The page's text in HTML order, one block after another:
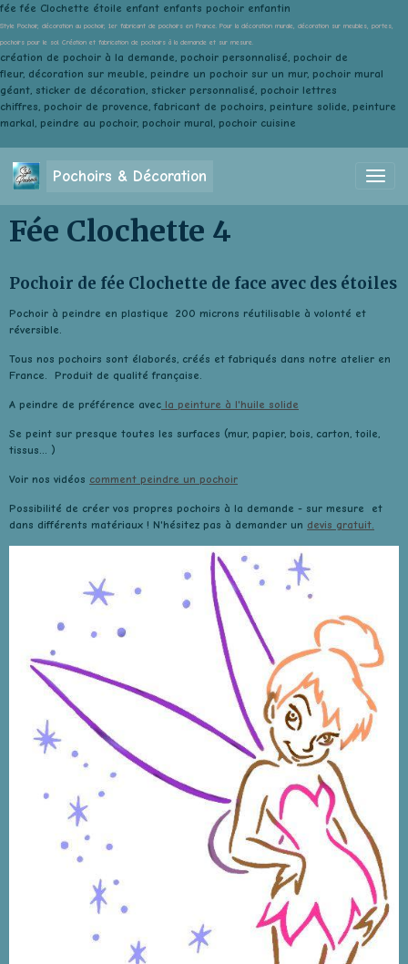
fée fée Clochette étoile enfant enfants pochoir enfantin
Style Pochoir, décoration au pochoir, 1er fabricant de pochoirs en France. Pour la décoration murale, décoration sur meubles, portes,
pochoirs pour le sol. Création et fabrication de pochoirs à la demande et sur mesure.
création de pochoir à la demande, pochoir personnalisé, pochoir de
fleur, décoration sur meuble, peindre un pochoir sur un mur, pochoir mural
géant, sticker de décoration, sticker personnalisé, pochoir lettres
chiffres, pochoir de provence, fabricant de pochoirs, peinture solide, peinture
markal, peindre au pochoir, pochoir mural, pochoir cuisine
Pochoirs & Décoration
Fée Clochette 4
Pochoir de fée Clochette de face avec des étoiles
Pochoir à peindre en plastique 200 microns réutilisable à volonté et
réversible.
Tous nos pochoirs sont élaborés, créés et fabriqués dans notre atelier en
France. Produit de qualité française.
A peindre de préférence avec la peinture à l'huile solide
Se peint sur presque toutes les surfaces (mur, papier, bois, carton, toile,
tissus... )
Voir nos vidéos comment peindre un pochoir
Possibilité de créer vos propres pochoirs à la demande - sur mesure et
dans différents matériaux ! N'hésitez pas à demander un devis gratuit.